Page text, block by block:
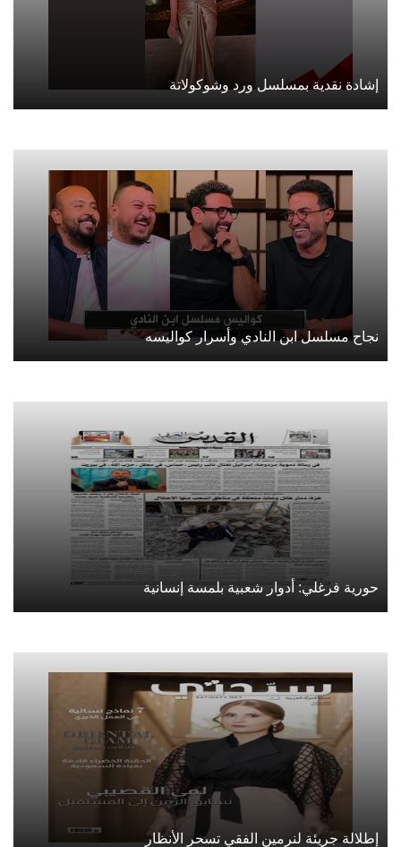
إشادة نقدية بمسلسل ورد وشوكولاتة
نجاح مسلسل ابن النادي وأسرار كواليسه
حورية فرغلي: أدوار شعبية بلمسة إنسانية
إطلالة جريئة لنرمين الفقي تسحر الأنظار